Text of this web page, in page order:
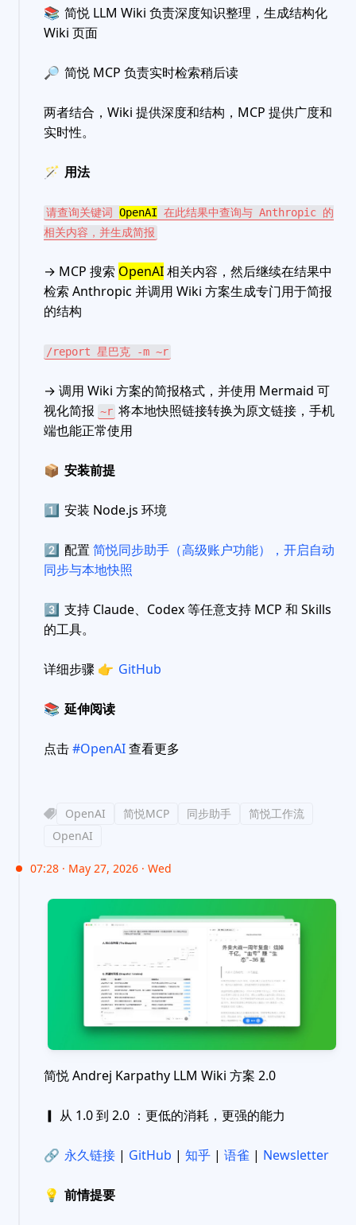
📚 简悦 LLM Wiki 负责深度知识整理，生成结构化
Wiki 页面
🔎 简悦 MCP 负责实时检索稍后读
两者结合，Wiki 提供深度和结构，MCP 提供广度和
实时性。
🪄 用法
请查询关键词 OpenAI 在此结果中查询与 Anthropic 的
相关内容，并生成简报
→ MCP 搜索 OpenAI相关内容，然后继续在结果中
检索 Anthropic 并调用 Wiki 方案生成专门用于简报
的结构
/report 星巴克 -m ~r
→ 调用 Wiki 方案的简报格式，并使用 Mermaid 可
视化简报 ~r 将本地快照链接转换为原文链接，手机
端也能正常使用
📦 安装前提
1️⃣ 安装 Node.js 环境
2️⃣ 配置 简悦同步助手（高级账户功能），开启自动
同步与本地快照
3️⃣ 支持 Claude、Codex 等任意支持 MCP 和 Skills
的工具。
详细步骤 👉 GitHub
📚 延伸阅读
点击#OpenAI查看更多
OpenAI 简悦MCP 同步助手
简悦工作流
OpenAI
07:28 · May 27, 2026 · Wed
简悦 Andrej Karpathy LLM Wiki 方案 2.0
▎ 从 1.0 到 2.0 ：更低的消耗，更强的能力
🔗 永久链接 | GitHub | 知乎 | 语雀 | Newsletter
💡 前情提要